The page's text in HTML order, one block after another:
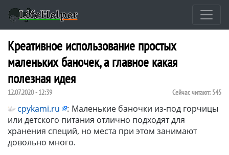
Креативное использование простых
маленьких баночек, а главное какая
полезная идея
12.07.2020 - 12:39 Сейчас читают: 545
cpykami.ru : Маленькие баночки из-под горчицы
или детского питания отлично подходят для
хранения специй, но места при этом занимают
довольно много.